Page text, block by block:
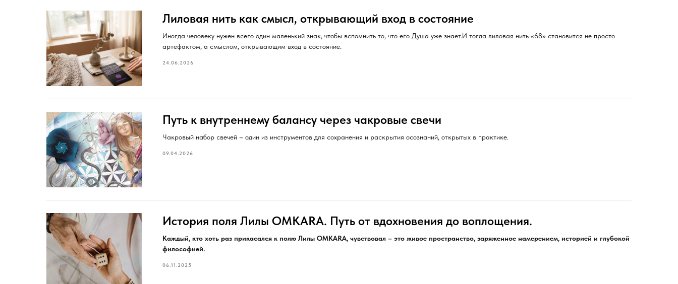
Лиловая нить как смысл, открывающий вход в состояние
Иногда человеку нужен всего один маленький знак, чтобы вспомнить то, что его Душа уже знает.И тогда лиловая нить «68» становится не просто
артефактом, а смыслом, открывающим вход в состояние.
24.06.2026
Путь к внутреннему балансу через чакровые свечи
Чакровый набор свечей – один из инструментов для сохранения и раскрытия осознаний, открытых в практике.
09.04.2026
История поля Лилы OMKARA. Путь от вдохновения до воплощения.
Каждый, кто хоть раз прикасался к полю Лилы OMKARA, чувствовал – это живое пространство, заряженное намерением, историей и глубокой
философией.
06.11.2025